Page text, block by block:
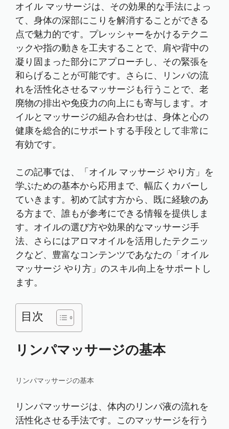
オイル マッサージは、その効果的な手法によっ
て、身体の深部にこりを解消することができる
点で魅力的です。プレッシャーをかけるテクニ
ックや指の動きを工夫することで、肩や背中の
凝り固まった部分にアプローチし、その緊張を
和らげることが可能です。さらに、リンパの流
れを活性化させるマッサージも行うことで、老
廃物の排出や免疫力の向上にも寄与します。オ
イルとマッサージの組み合わせは、身体と心の
健康を総合的にサポートする手段として非常に
有効です。
この記事では、「オイル マッサージ やり方」を
学ぶための基本から応用まで、幅広くカバーし
ていきます。初めて試す方から、既に経験のあ
る方まで、誰もが参考にできる情報を提供しま
す。オイルの選び方や効果的なマッサージ手
法、さらにはアロマオイルを活用したテクニッ
クなど、豊富なコンテンツであなたの「オイル
マッサージ やり方」のスキル向上をサポートし
ます。
目次
リンパマッサージの基本
リンパマッサージの基本
リンパマッサージは、体内のリンパ液の流れを
活性化させる手法です。このマッサージを行う